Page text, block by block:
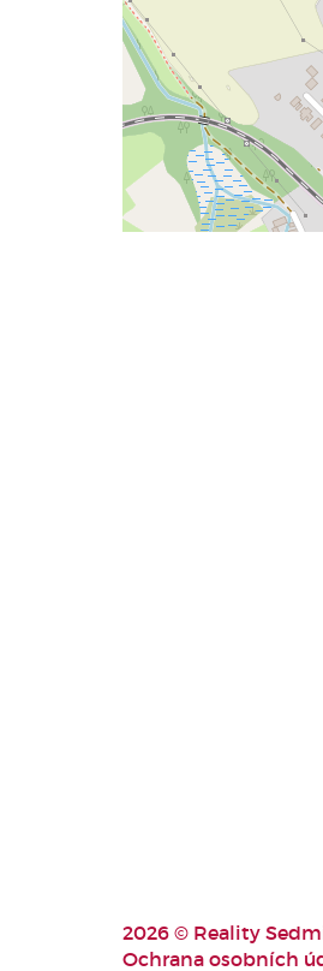
2026 © Reality
Ochrana osobních